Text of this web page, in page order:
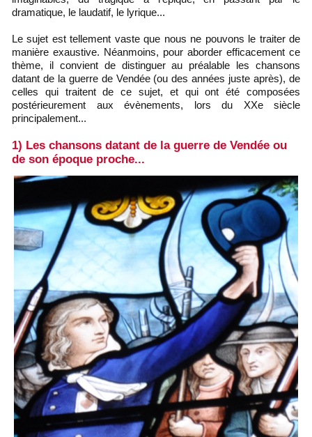
dramatique, le laudatif, le lyrique...
Le sujet est tellement vaste que nous ne pouvons le traiter de
manière exaustive. Néanmoins, pour aborder efficacement ce
thème, il convient de distinguer au préalable les chansons
datant de la guerre de Vendée (ou des années juste après), de
celles qui traitent de ce sujet, et qui ont été composées
postérieurement aux évènements, lors du XXe siècle
principalement...
1) Les chansons datant de la guerre de Vendée ou
de son époque proche...